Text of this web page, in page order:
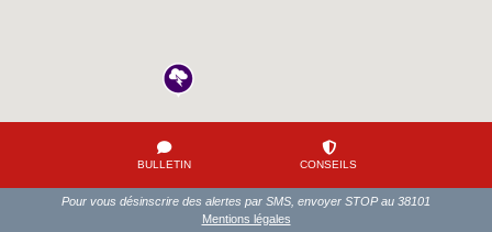
BULLETIN CONSEILS
Pour vous désinscrire des alertes par SMS, envoyer STOP au 38101
Mentions légales